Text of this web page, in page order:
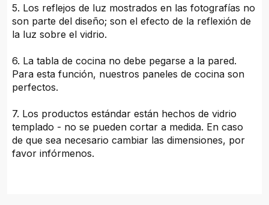
5. Los reflejos de luz mostrados en las fotografías no
son parte del diseño; son el efecto de la reflexión de
la luz sobre el vidrio.
6. La tabla de cocina no debe pegarse a la pared.
Para esta función, nuestros paneles de cocina son
perfectos.
7. Los productos estándar están hechos de vidrio
templado - no se pueden cortar a medida. En caso
de que sea necesario cambiar las dimensiones, por
favor infórmenos.